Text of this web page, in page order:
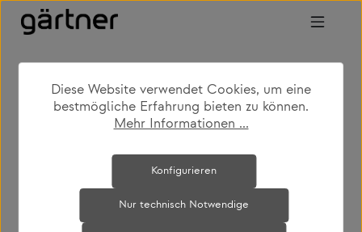
Zum Hauptinhalt springen
shop produkte wohnen sofas
Bildergalerie überspringen
Diese Website verwendet Cookies, um eine
bestmögliche Erfahrung bieten zu können.
Mehr Informationen ...
Nur technisch Notwendige
Konfigurieren